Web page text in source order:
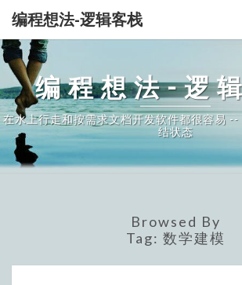
编程想法-逻辑客栈
编程想法-逻
在水上行走和按需求文档开发软件都很容易
结状态
Browsed By
Tag: 数学建模